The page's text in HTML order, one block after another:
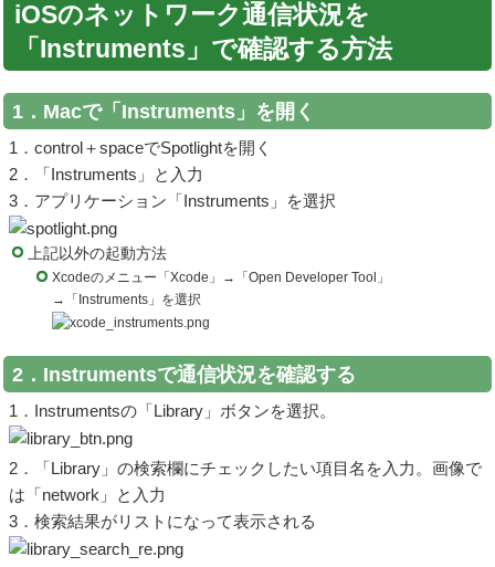
iOSのネットワーク通信状況を
「Instruments」で確認する方法
1．Macで「Instruments」を開く
1．control＋spaceでSpotlightを開く
2．「Instruments」と入力
3．アプリケーション「Instruments」を選択
上記以外の起動方法
Xcodeのメニュー「Xcode」→「Open Developer Tool」
→「Instruments」を選択
2．Instrumentsで通信状況を確認する
1．Instrumentsの「Library」ボタンを選択。
2．「Library」の検索欄にチェックしたい項目名を入力。画像で
は「network」と入力
3．検索結果がリストになって表示される